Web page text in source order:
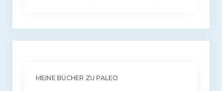
MEINE BÜCHER ZU PALEO